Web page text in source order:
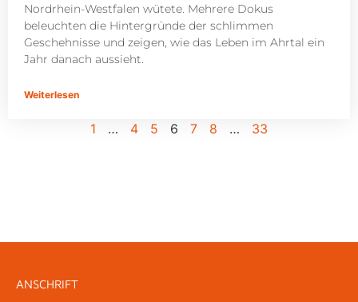
Nordrhein-Westfalen wütete. Mehrere Dokus
beleuchten die Hintergründe der schlimmen
Geschehnisse und zeigen, wie das Leben im Ahrtal ein
Jahr danach aussieht.
Weiterlesen
1 … 4 5 6 7 8 … 33
ANSCHRIFT